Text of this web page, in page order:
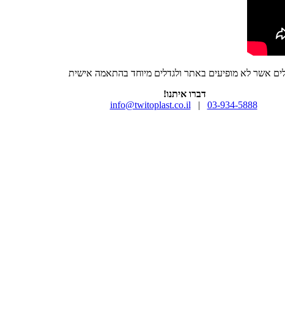
אשר לא מופיעים באתר ולגדלים מיוחד בהתאמה אישית
דברו איתנו!
03-934-5888
|
info@twitoplast.co.il